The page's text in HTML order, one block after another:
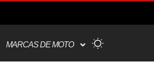
MARCAS DE MOTO